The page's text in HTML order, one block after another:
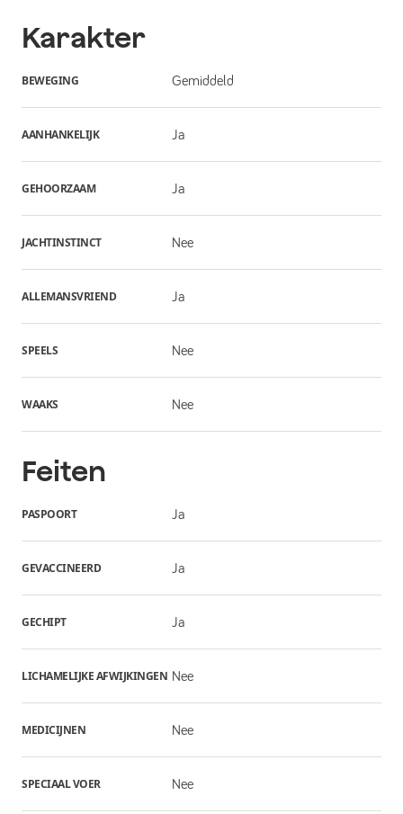
Karakter
BEWEGING Gemiddeld
AANHANKELIJK Ja
GEHOORZAAM Ja
JACHTINSTINCT Nee
ALLEMANSVRIEND Ja
SPEELS Nee
WAAKS Nee
Feiten
PASPOORT Ja
GEVACCINEERD Ja
GECHIPT Ja
LICHAMELIJKE AFWIJKINGEN Nee
MEDICIJNEN Nee
SPECIAAL VOER Nee